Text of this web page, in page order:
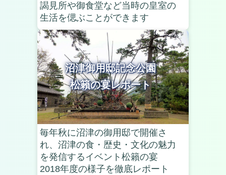
謁見所や御食堂など当時の皇室の
生活を偲ぶことができます
毎年秋に沼津の御用邸で開催さ
れ、沼津の食・歴史・文化の魅力
を発信するイベント松籟の宴
2018年度の様子を徹底レポート
沼津御用邸記念公園
松籟の宴レポート